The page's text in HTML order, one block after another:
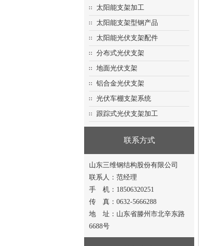
太阳能支架加工
太阳能支架型钢产品
太阳能光伏支架配件
分布式光伏支架
地面光伏支架
铝合金光伏支架
光伏车棚支架系统
跟踪式光伏支架加工
联系方式
山东三维钢结构股份有限公司
联系人：范经理
手 机：18506320251
传 真：0632-5666288
地 址：山东省滕州市北辛东路
6688号